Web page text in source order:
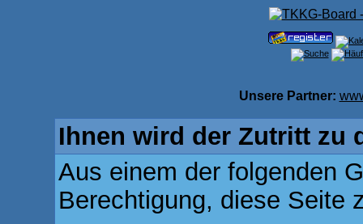
Unsere Partner:
Ihnen wird der Zutritt zu
Aus einem der folgenden
Berechtigung, diese Seite